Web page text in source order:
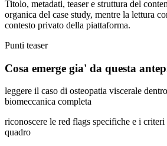
Titolo, metadati, teaser e struttura del
organica del case study, mentre la lettura
contesto privato della piattaforma.
Punti teaser
Cosa emerge gia' da questa
leggere il caso di osteopatia viscerale
biomeccanica completa
riconoscere le red flags specifiche e i
quadro